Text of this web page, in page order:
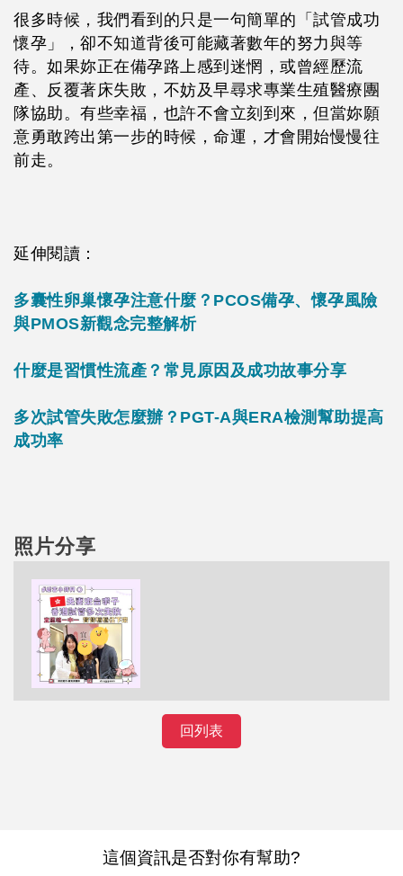
很多時候，我們看到的只是一句簡單的「試管成功
懷孕」，卻不知道背後可能藏著數年的努力與等
待。如果妳正在備孕路上感到迷惘，或曾經歷流
產、反覆著床失敗，不妨及早尋求專業生殖醫療團
隊協助。有些幸福，也許不會立刻到來，但當妳願
意勇敢跨出第一步的時候，命運，才會開始慢慢往
前走。
延伸閱讀：
多囊性卵巢懷孕注意什麼？PCOS備孕、懷孕風險
與PMOS新觀念完整解析
什麼是習慣性流產？常見原因及成功故事分享
多次試管失敗怎麼辦？PGT-A與ERA檢測幫助提高
成功率
照片分享
回列表
這個資訊是否對你有幫助?